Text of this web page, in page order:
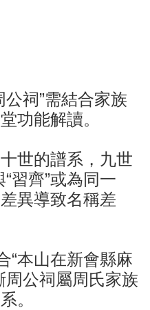
祠”需結合家族
功能解讀。
世的譜系，九世
“習齊”或為同一
異導致名稱差
“本山在新會縣麻
周公祠屬周氏家族
。